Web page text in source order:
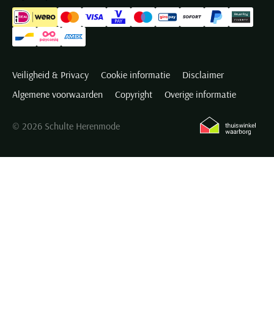
Veiligheid & Privacy Cookie informatie
Disclaimer
Algemene voorwaarden
Copyright Overige informatie
© 2026 Schulte Herenmode